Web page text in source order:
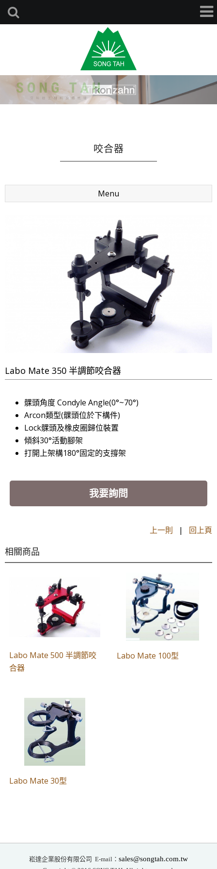
咬合器
Menu
Labo Mate 350 半調節咬合器
髁頭角度 Condyle Angle(0°~70°)
Arcon類型(髁頭位於下構件)
Lock髁頭及橡皮圈歸位裝置
傾斜30°活動腳架
打開上架構180°固定的支撐架
我要詢問
上一則 | 回上頁
相關商品
Labo Mate 500 半調節咬
合器
Labo Mate 100型
Labo Mate 30型
崧達企業股份有限公司 E-mail： sales@songtah.com.tw